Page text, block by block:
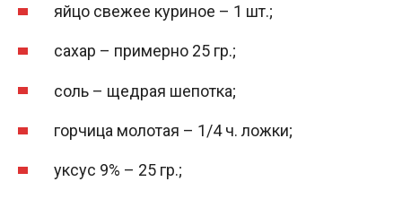
яйцо свежее куриное – 1 шт.;
сахар – примерно 25 гр.;
соль – щедрая шепотка;
горчица молотая – 1/4 ч. ложки;
уксус 9% – 25 гр.;